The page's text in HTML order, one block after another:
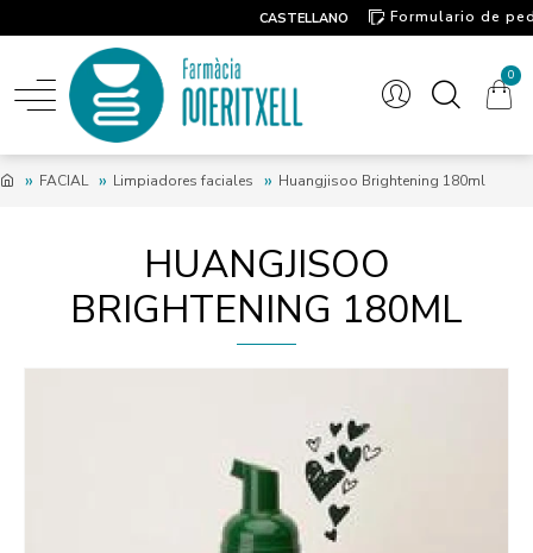
CASTELLANO
Formulario de
0
FACIAL Limpiadores faciales Huangjisoo Brightening 180ml
HUANGJISOO
BRIGHTENING 180ML